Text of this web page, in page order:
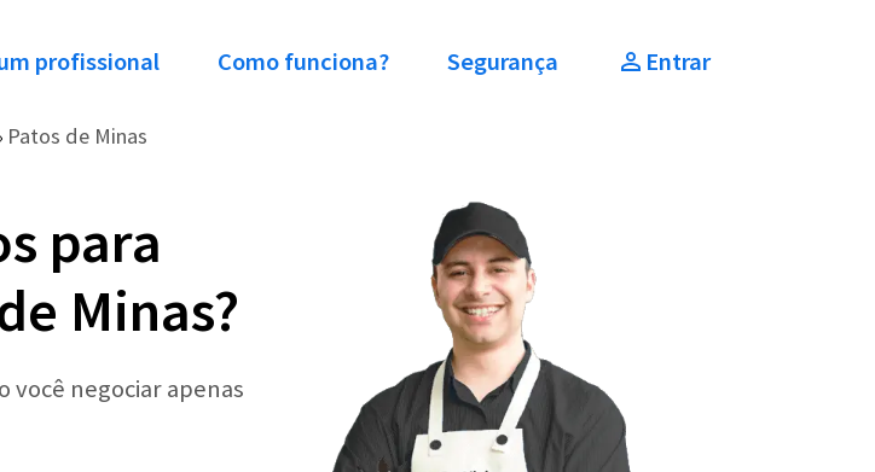
profissional Como funciona? Segurança Entrar
› Patos de Minas
para
Minas?
você negociar apenas